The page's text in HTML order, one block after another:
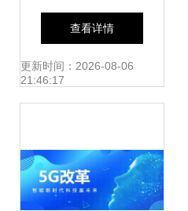
2024北京城市副中
心未来产业发展大
询新动能
查看详情
更新时间：2026-08-06
21:46:17